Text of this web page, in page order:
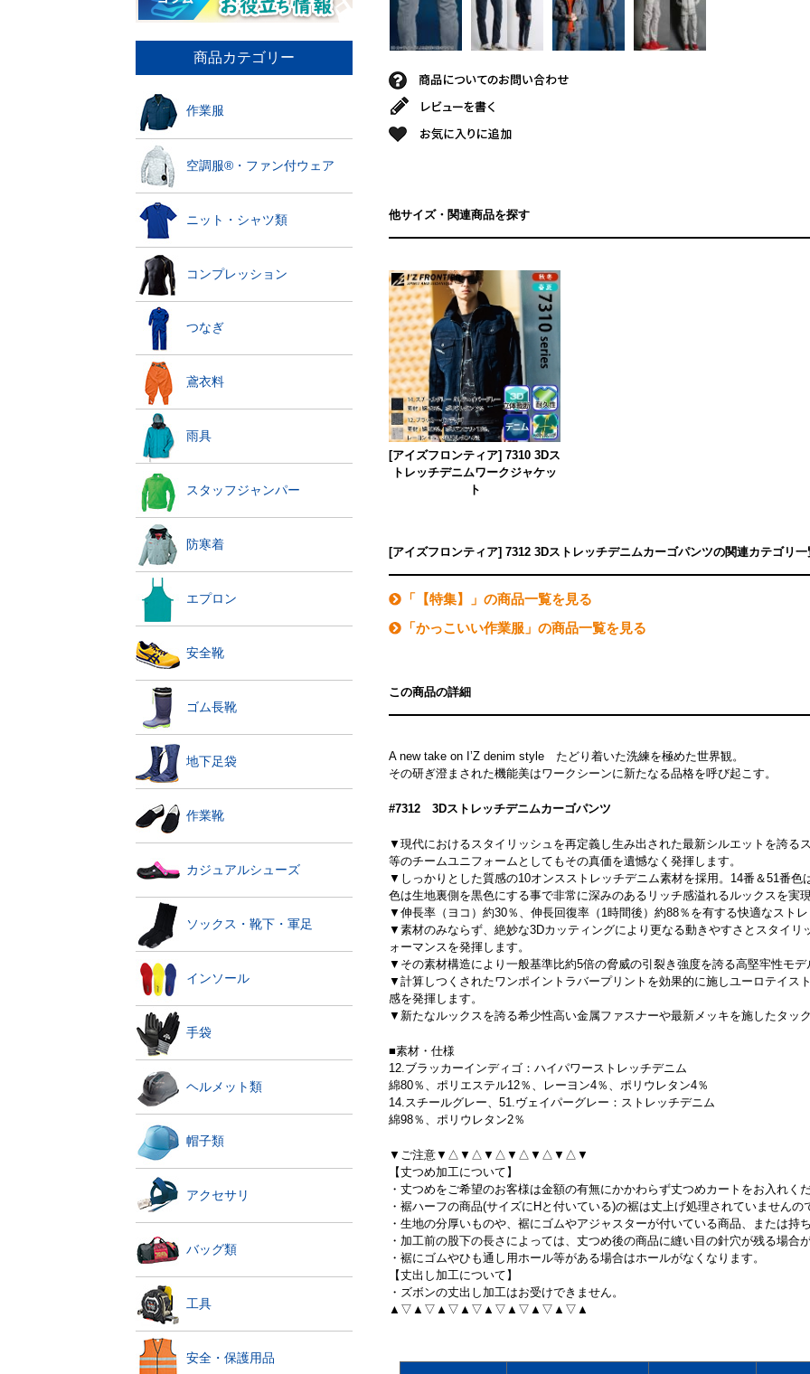
商品カテゴリー
作業服
空調服®・ファン付ウェア
ニット・シャツ類
コンプレッション
つなぎ
鳶衣料
雨具
スタッフジャンパー
防寒着
エプロン
安全靴
ゴム長靴
地下足袋
作業靴
カジュアルシューズ
ソックス・靴下・軍足
インソール
手袋
ヘルメット類
帽子類
アクセサリ
バッグ類
工具
安全・保護用品
他サイズ・関連商品を探す
[アイズフロンティア] 7310 3Dス
トレッチデニムワークジャケッ
ト
[アイズフロンティア] 7312 3Dストレッチデニムカーゴパンツの関連カテゴリ一
「【特集】」の商品一覧を見る
「かっこいい作業服」の商品一覧を見る
この商品の詳細
A new take on I’Z denim style たどり着いた洗練を極めた世界観。
その研ぎ澄まされた機能美はワークシーンに新たなる品格を呼び起こす。
#7312 3Dストレッチデニムカーゴパンツ
▼現代におけるスタイリッシュを再定義し生み出された最新シルエットを誇る
等のチームユニフォームとしてもその真価を遺憾なく発揮します。
▼しっかりとした質感の10オンスストレッチデニム素材を採用。14番＆51番
色は生地裏側を黒色にする事で非常に深みのあるリッチ感溢れるルックスを実
▼伸長率（ヨコ）約30％、伸長回復率（1時間後）約88％を有する快適なスト
▼素材のみならず、絶妙な3Dカッティングにより更なる動きやすさとスタイ
ォーマンスを発揮します。
▼その素材構造により一般基準比約5倍の脅威の引裂き強度を誇る高堅牢性モデ
▼計算しつくされたワンポイントラバープリントを効果的に施しユーロテイス
感を発揮します。
▼新たなルックスを誇る希少性高い金属ファスナーや最新メッキを施したタッ
■素材・仕様
12.ブラッカーインディゴ：ハイパワーストレッチデニム
綿80％、ポリエステル12％、レーヨン4％、ポリウレタン4％
14.スチールグレー、51.ヴェイパーグレー：ストレッチデニム
綿98％、ポリウレタン2％
▼ご注意▼△▼△▼△▼△▼△▼△▼
【丈つめ加工について】
・丈つめをご希望のお客様は金額の有無にかかわらず丈つめカートをお入れく
・裾ハーフの商品(サイズにHと付いている)の裾は丈上げ処理されていません
・生地の分厚いものや、裾にゴムやアジャスターが付いている商品、または持
・加工前の股下の長さによっては、丈つめ後の商品に縫い目の針穴が残る場合
・裾にゴムやひも通し用ホール等がある場合はホールがなくなります。
【丈出し加工について】
・ズボンの丈出し加工はお受けできません。
▲▽▲▽▲▽▲▽▲▽▲▽▲▽▲▽▲